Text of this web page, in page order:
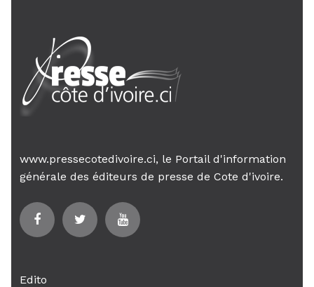
www.pressecotedivoire.ci, le Portail d'information
générale des éditeurs de presse de Cote d'ivoire.
Edito